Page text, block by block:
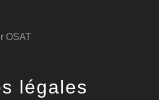
OSAT
légales